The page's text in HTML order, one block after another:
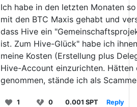
Ich habe in den letzten Monaten
mit den BTC Maxis gehabt und
dass Hive ein
ist. Zum Hive-Glück" habe ich
meine Kosten (Erstellung plus
Hive-Account einzurichten. Hätten
genommen, stände ich als
1 0 0.001 SPT Reply